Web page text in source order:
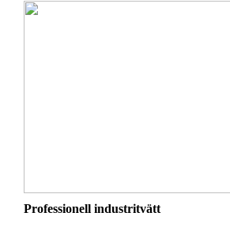
Professionell industritvätt